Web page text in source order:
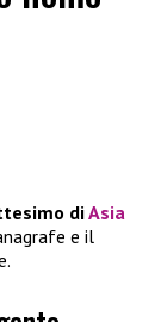
diAsia
e il